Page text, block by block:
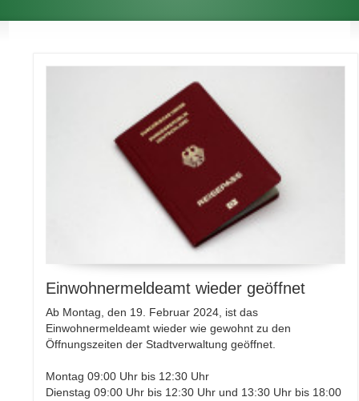
Einwohnermeldeamt wieder geöffnet
Ab Montag, den 19. Februar 2024, ist das
Einwohnermeldeamt wieder wie gewohnt zu den
Öffnungszeiten der Stadtverwaltung geöffnet.
Montag 09:00 Uhr bis 12:30 Uhr
Dienstag 09:00 Uhr bis 12:30 Uhr und 13:30 Uhr bis 18:00